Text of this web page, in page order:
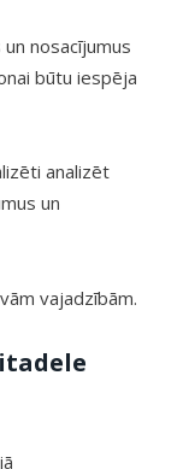
nosacījumus
būtu iespēja
analizēt
un
vajadzībām.